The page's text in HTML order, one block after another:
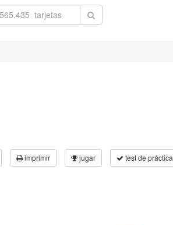
imprimir jugar test de práctica